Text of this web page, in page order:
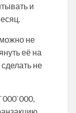
и
не
её на
не